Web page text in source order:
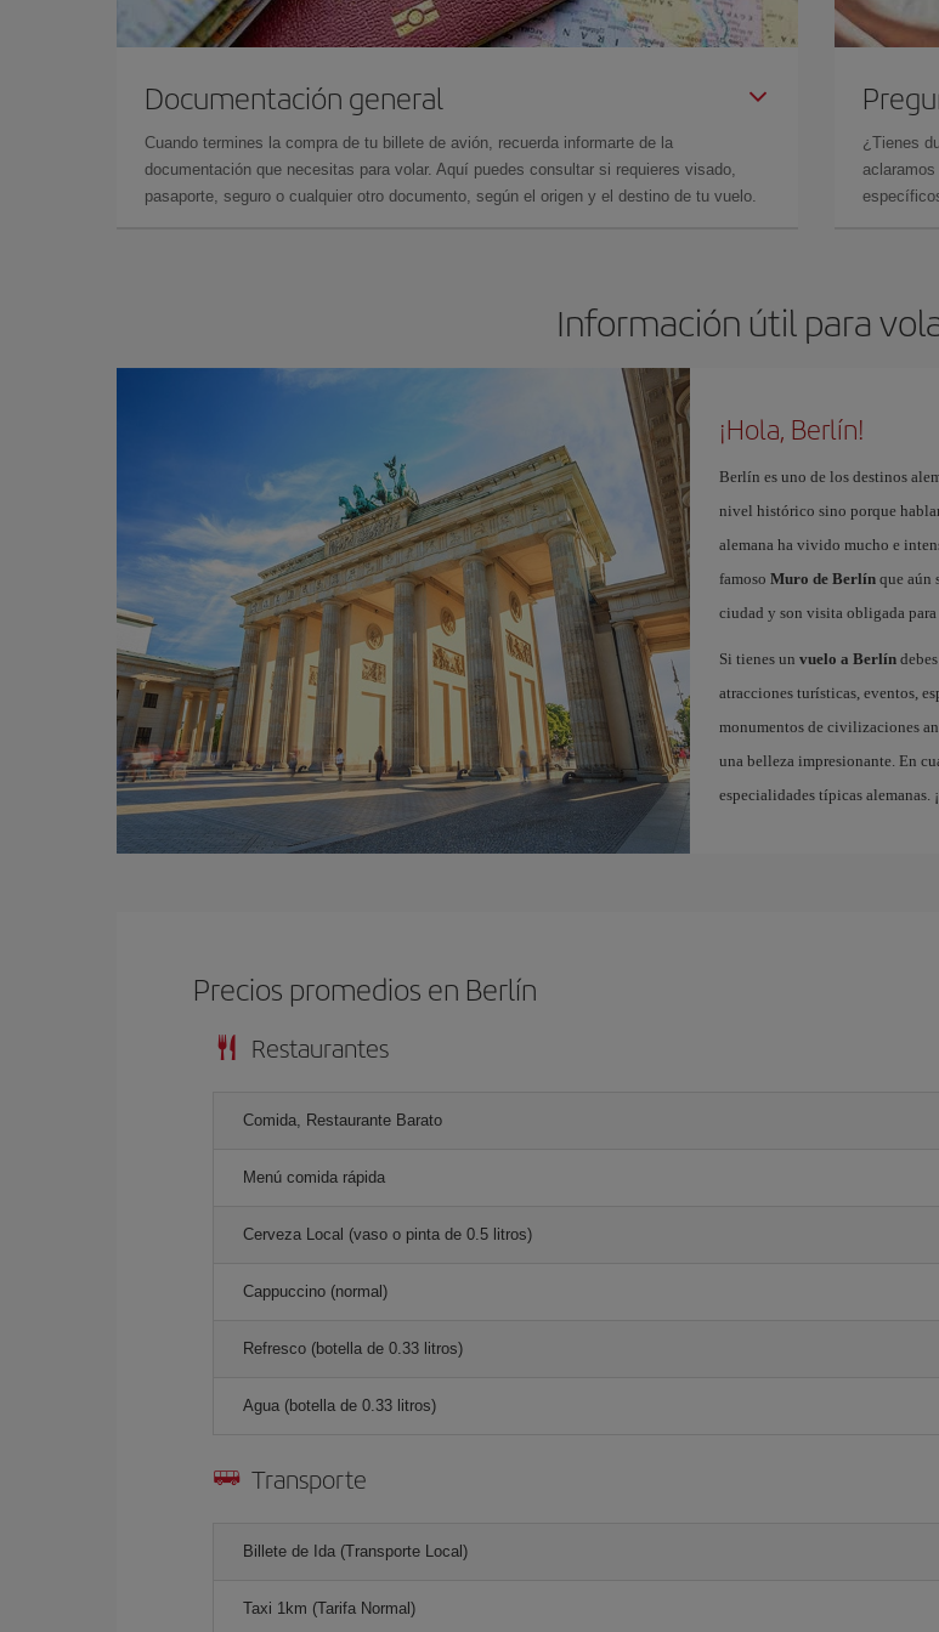
Documentación general
Cuando termines la compra de tu billete de avión, recuerda informarte de la
documentación que necesitas para volar. Aquí puedes consultar si requieres visado,
pasaporte, seguro o cualquier otro documento, según el origen y el destino de tu vuelo.
¿Tienes
Información útil para
¡Hola, Berlín!
Berlín es uno de los destinos
nivel histórico sino porque
alemana ha vivido mucho e
famoso Muro de Berlínque aún
ciudad y son visita obligada
Si tienes un vuelo a Berlíndebes
atracciones turísticas, eventos,
monumentos de civilizaciones
una belleza impresionante. En
especialidades típicas alemanas.
Precios promedios en Berlín
Restaurantes
Comida, Restaurante Barato
Menú comida rápida
Cerveza Local (vaso o pinta de 0.5 litros)
Cappuccino (normal)
Refresco (botella de 0.33 litros)
Agua (botella de 0.33 litros)
Transporte
Billete de Ida (Transporte Local)
Taxi 1km (Tarifa Normal)